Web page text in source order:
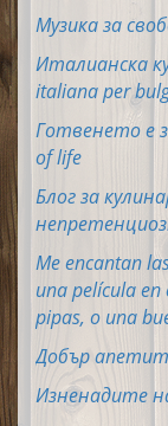
Музика за
Италианска
italiana per
Готвенето е
of life
Блог за
Me encantan
una película en
pipas, o una
Добър апетит
Изненадите